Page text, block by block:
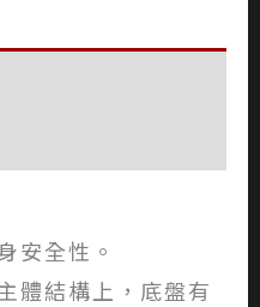
安全性。
體結構上，底盤有